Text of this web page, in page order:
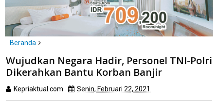
Beranda
Daerah
Wujudkan Negara Hadir, Personel TNI-Polri Dikerahkan Bantu
Wujudkan Negara Hadir, Personel TNI-Polri
Dikerahkan Bantu Korban Banjir
Kepriaktual.com Senin, Februari 22, 2021